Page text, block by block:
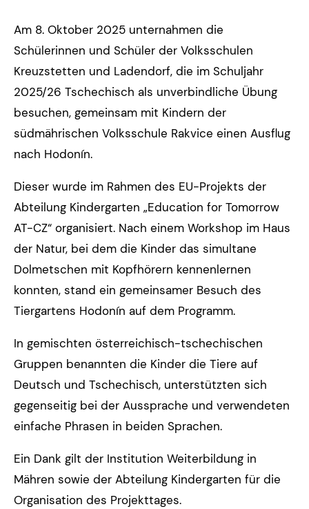
Am 8. Oktober 2025 unternahmen die
Schülerinnen und Schüler der Volksschulen
Kreuzstetten und Ladendorf, die im Schuljahr
2025/26 Tschechisch als unverbindliche Übung
besuchen, gemeinsam mit Kindern der
südmährischen Volksschule Rakvice einen Ausflug
nach Hodonín.
Dieser wurde im Rahmen des EU-Projekts der
Abteilung Kindergarten „Education for Tomorrow
AT-CZ“ organisiert. Nach einem Workshop im Haus
der Natur, bei dem die Kinder das simultane
Dolmetschen mit Kopfhörern kennenlernen
konnten, stand ein gemeinsamer Besuch des
Tiergartens Hodonín auf dem Programm.
In gemischten österreichisch-tschechischen
Gruppen benannten die Kinder die Tiere auf
Deutsch und Tschechisch, unterstützten sich
gegenseitig bei der Aussprache und verwendeten
einfache Phrasen in beiden Sprachen.
Ein Dank gilt der Institution Weiterbildung in
Mähren sowie der Abteilung Kindergarten für die
Organisation des Projekttages.